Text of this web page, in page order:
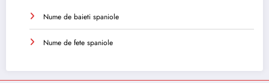
Nume de baieti spaniole
Nume de fete spaniole